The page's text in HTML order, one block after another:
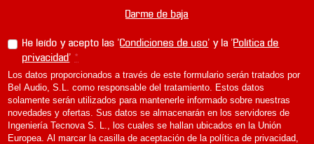
Darme de baja
He leído y acepto las 'Condiciones de uso' y la ' Política de
privacidad' *
Los datos proporcionados a través de este formulario serán tratados por
Bel Audio, S.L. como responsable del tratamiento. Estos datos
solamente serán utilizados para mantenerle informado sobre nuestras
novedades y ofertas. Sus datos se almacenarán en los servidores de
Ingeniería Tecnova S. L., los cuales se hallan ubicados en la Unión
Europea. Al marcar la casilla de aceptación de la política de privacidad,